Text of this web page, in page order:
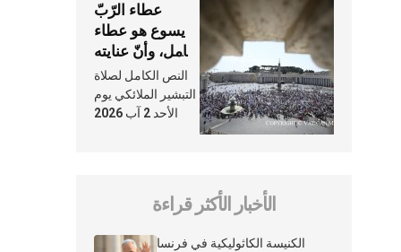
عطاء الرّبّ
يسوع هو عطاء
شامل، وأنّ عنايته
بنا لا تغيب عنّا
أبدًا
النص الكامل لصلاة
التبشير الملائكي يوم
الأحد 2 آب 2026
الأخبار الأكثر قراءة
الكنيسة الكاثوليكية في فرنسا